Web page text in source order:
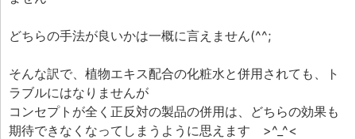
どちらの手法が良いかは一概に言えません(^^;
そんな訳で、植物エキス配合の化粧水と併用されても、ト
ラブルにはなりませんが
コンセプトが全く正反対の製品の併用は、どちらの効果も
期待できなくなってしまうように思えます >^_^<